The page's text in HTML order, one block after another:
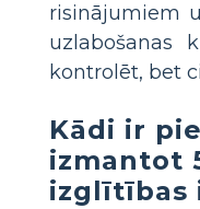
risinājumiem
uzlabošanas
kontrolēt, bet
Kādi ir
izmantot
izglītības